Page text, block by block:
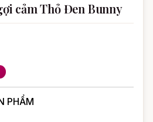
cảm Thỏ Đen Bunny
PHẨM